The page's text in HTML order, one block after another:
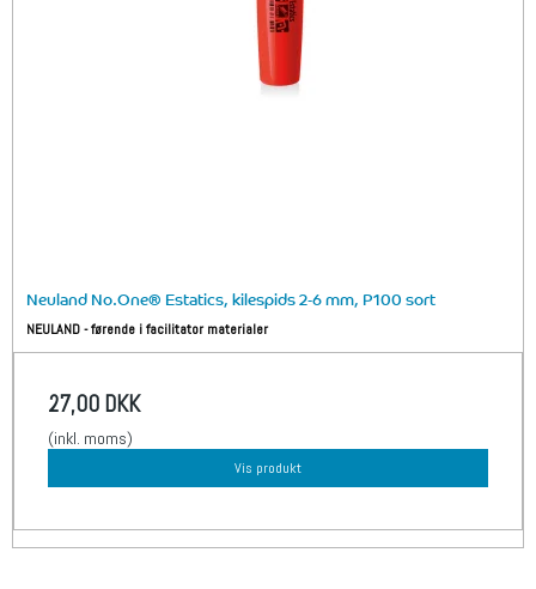
Neuland No.One® Estatics, kilespids 2-6 mm, P100 sort
NEULAND - førende i facilitator materialer
27,00 DKK
(inkl. moms)
Vis produkt